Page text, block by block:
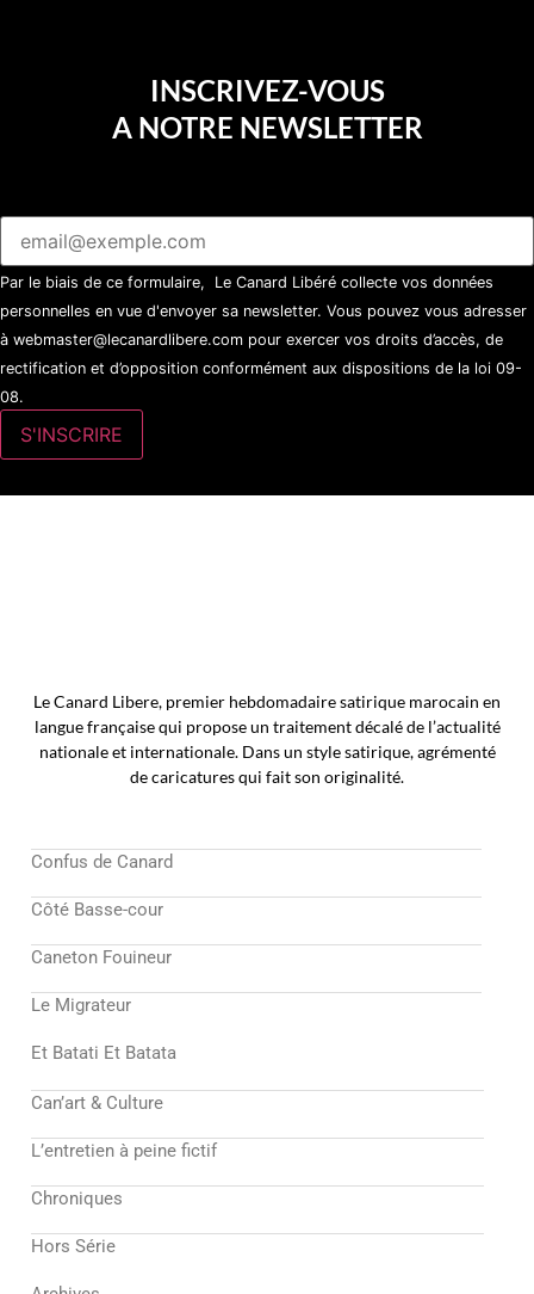
INSCRIVEZ-VOUS
A NOTRE NEWSLETTER
Par le biais de ce formulaire, Le Canard Libéré collecte vos données
personnelles en vue d'envoyer sa newsletter. Vous pouvez vous adresser
à webmaster@lecanardlibere.com pour exercer vos droits d’accès, de
rectification et d’opposition conformément aux dispositions de la loi 09-
08.
Le Canard Libere, premier hebdomadaire satirique marocain en
langue française qui propose un traitement décalé de l’actualité
nationale et internationale. Dans un style satirique, agrémenté
de caricatures qui fait son originalité.
Confus de Canard
Côté Basse-cour
Caneton Fouineur
Le Migrateur
Et Batati Et Batata
Can’art & Culture
L’entretien à peine fictif
Chroniques
Hors Série